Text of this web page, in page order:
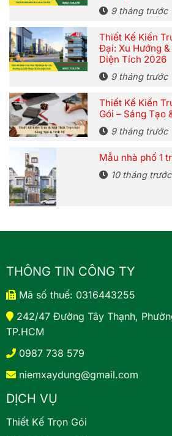
9 tháng trước
Thiết Kế Kiến
Đại: Xu Hướng
Diện Tích 2026
9 tháng trước
Thiết Kế Kiến
Gói – Sáng Tạo
9 tháng trước
Mẫu nhà phố 1
10 tháng trước
THÔNG TIN CÔNG TY
Mã số thuế: 0316443255
242/47 Đường Tây Thạnh,
TP.HCM
0987 738 579
niemxaydung@gmail.com
DỊCH VỤ
Thiết Kế Trọn Gói